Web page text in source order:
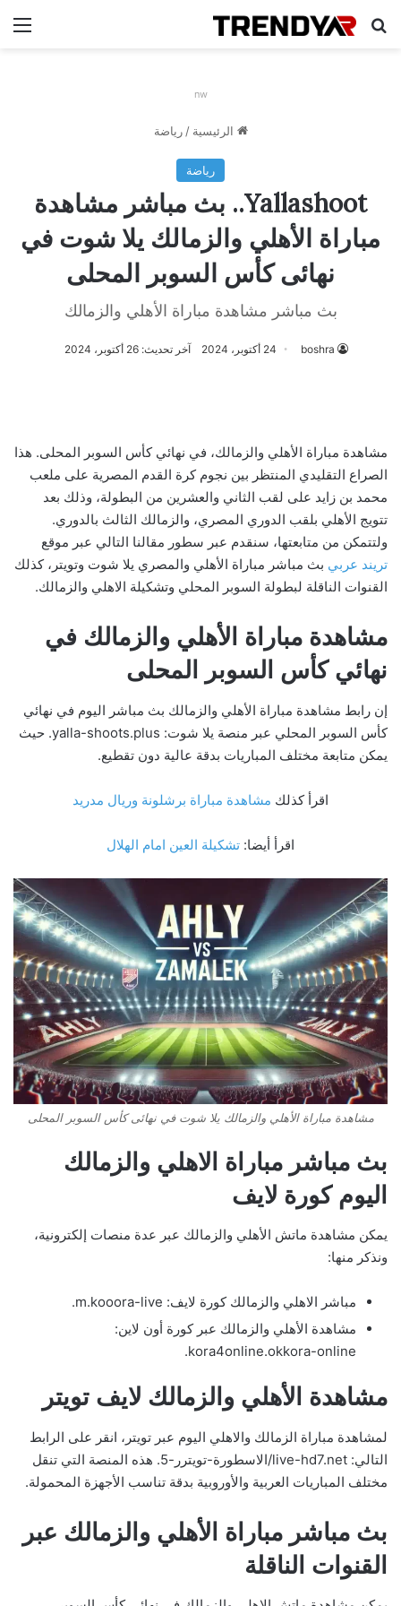
بحث عن
nw
الرئيسية / رياضة
رياضة
Yallashoot.. بث مباشر مشاهدة
مباراة الأهلي والزمالك يلا شوت في
نهائى كأس السوبر المحلى
بث مباشر مشاهدة مباراة الأهلي والزمالك
boshra 24 أكتوبر، 2024 آخر تحديث: 26 أكتوبر، 2024
مشاهدة مباراة الأهلي والزمالك، في نهائي كأس السوبر المحلى. هذا
الصراع التقليدي المنتظر بين نجوم كرة القدم المصرية على ملعب
محمد بن زايد على لقب الثاني والعشرين من البطولة، وذلك بعد
تتويج الأهلي بلقب الدوري المصري، والزمالك الثالث بالدوري.
ولتتمكن من متابعتها، سنقدم عبر سطور مقالنا التالي عبر موقع
تريند عربي بث مباشر مباراة الأهلي والمصري يلا شوت وتويتر، كذلك
القنوات الناقلة لبطولة السوبر المحلي وتشكيلة الاهلي والزمالك.
مشاهدة مباراة الأهلي والزمالك في
نهائي كأس السوبر المحلى
إن رابط مشاهدة مباراة الأهلي والزمالك بث مباشر اليوم في نهائي
كأس السوبر المحلي عبر منصة يلا شوت: yalla-shoots.plus. حيث
يمكن متابعة مختلف المباريات بدقة عالية دون تقطيع.
اقرأ كذلك مشاهدة مباراة برشلونة وريال مدريد
اقرأ أيضا: تشكيلة العين امام الهلال
مشاهدة مباراة الأهلي والزمالك يلا شوت في نهائى كأس السوبر المحلى
بث مباشر مباراة الاهلي والزمالك
اليوم كورة لايف
يمكن مشاهدة ماتش الأهلي والزمالك عبر عدة منصات إلكترونية،
ونذكر منها:
مباشر الاهلي والزمالك كورة لايف: m.kooora-live.
مشاهدة الأهلي والزمالك عبر كورة أون لاين:
kora4online.okkora-online.
مشاهدة الأهلي والزمالك لايف تويتر
لمشاهدة مباراة الزمالك والاهلي اليوم عبر تويتر، انقر على الرابط
التالي: live-hd7.net/الاسطورة-تويترر-5. هذه المنصة التي تنقل
مختلف المباريات العربية والأوروبية بدقة تناسب الأجهزة المحمولة.
بث مباشر مباراة الأهلي والزمالك عبر
القنوات الناقلة